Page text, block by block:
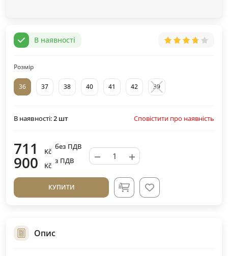
В наявності
Розмір
36 37 38 40 41 42 39
В наявності:2 шт Сповістити про наявність
711 Kč
без ПДВ
900 Kč
з ПДВ − +
КУПИТИ
Опис